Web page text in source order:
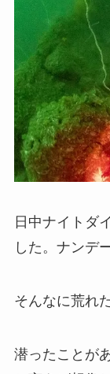
日中ナイトダ
した。ナンデ
そんなに荒れ
潜ったことが